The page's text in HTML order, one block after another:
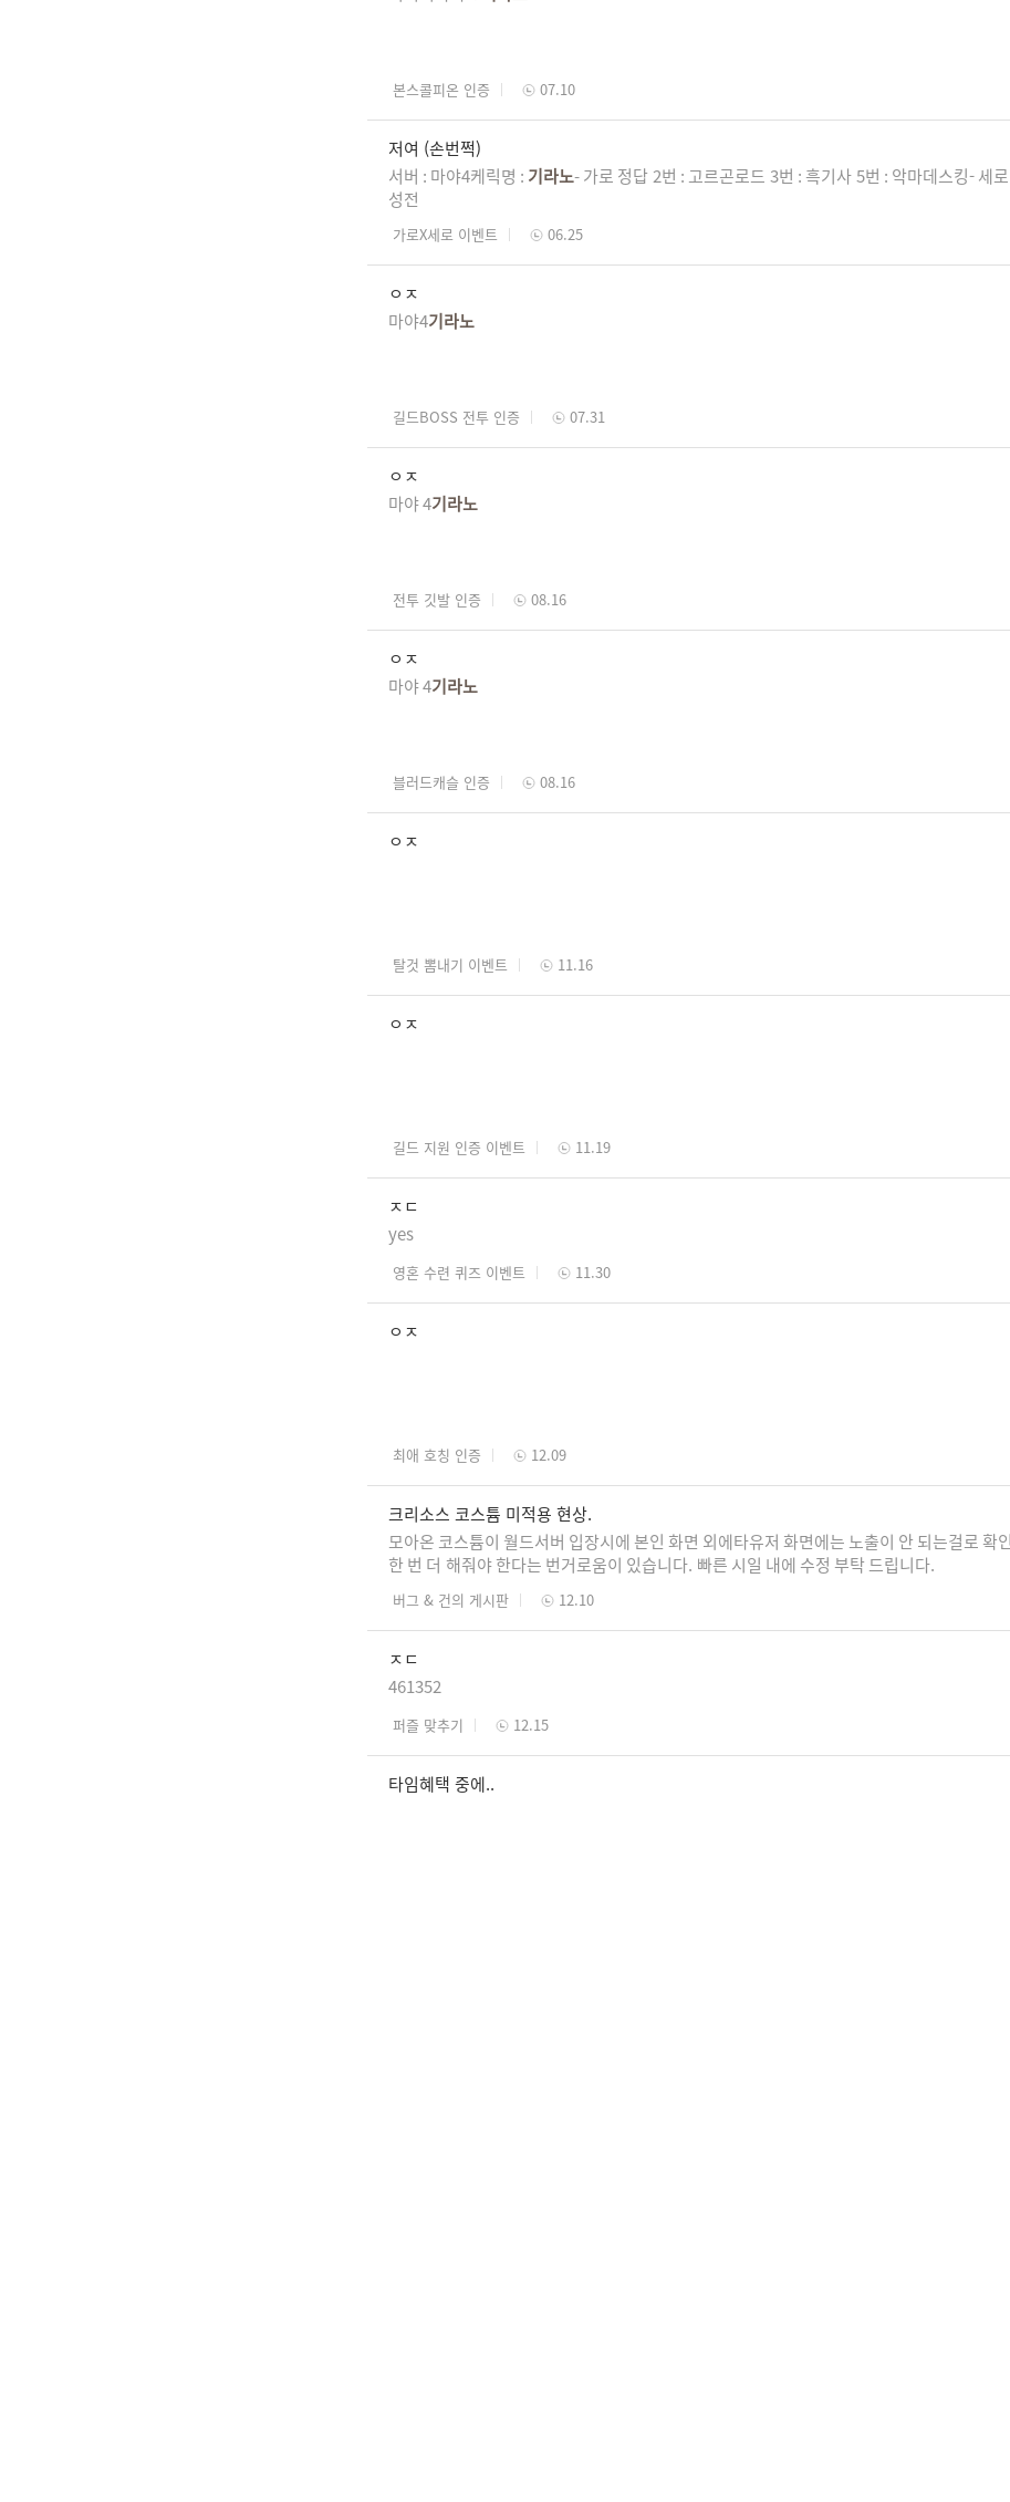
본스콜피온 인증 07.10
저여 (손번쩍)
서버 : 마야4케릭명 : 기라노- 가로 정답 2번 : 고르곤로드 3번 : 흑기사 5번 : 악마데스킹- 세
성전
가로X세로 이벤트 06.25
ㅇㅈ
마야4기라노
길드BOSS 전투 인증 07.31
ㅇㅈ
마야 4기라노
전투 깃발 인증 08.16
ㅇㅈ
마야 4기라노
블러드캐슬 인증 08.16
ㅇㅈ
탈것 뽐내기 이벤트 11.16
ㅇㅈ
길드 지원 인증 이벤트 11.19
ㅈㄷ
yes
영혼 수련 퀴즈 이벤트 11.30
ㅇㅈ
최애 호칭 인증 12.09
크리소스 코스튬 미적용 현상.
모아온 코스튬이 월드서버 입장시에 본인 화면 외에타유저 화면에는 노출이 안 되는걸로
한 번 더 해줘야 한다는 번거로움이 있습니다. 빠른 시일 내에 수정 부탁 드립니다.
버그 & 건의 게시판 12.10
ㅈㄷ
461352
퍼즐 맞추기 12.15
타임혜택 중에..